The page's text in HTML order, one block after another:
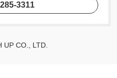
3311
CO., LTD.